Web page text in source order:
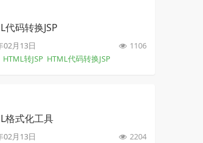
代码转换JSP
02月13日
1106
HTML转JSP HTML代码转换JSP
格式化工具
02月13日
2204